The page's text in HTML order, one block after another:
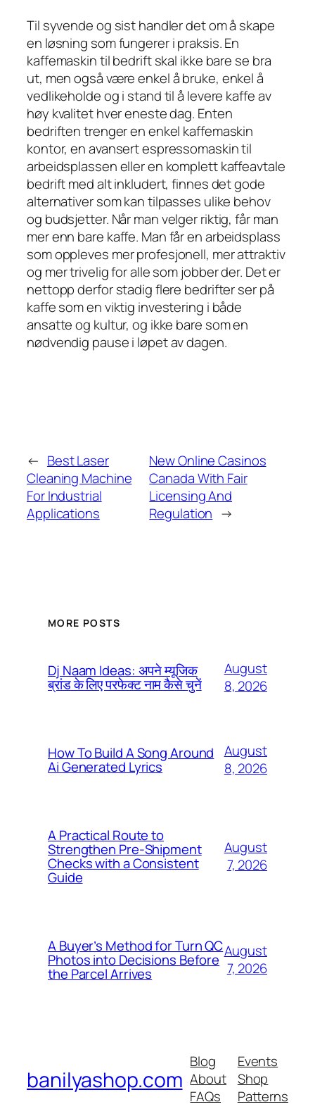
Til syvende og sist handler det om å skape
en løsning som fungerer i praksis. En
kaffemaskin til bedrift skal ikke bare se bra
ut, men også være enkel å bruke, enkel å
vedlikeholde og i stand til å levere kaffe av
høy kvalitet hver eneste dag. Enten
bedriften trenger en enkel kaffemaskin
kontor, en avansert espressomaskin til
arbeidsplassen eller en komplett kaffeavtale
bedrift med alt inkludert, finnes det gode
alternativer som kan tilpasses ulike behov
og budsjetter. Når man velger riktig, får man
mer enn bare kaffe. Man får en arbeidsplass
som oppleves mer profesjonell, mer attraktiv
og mer trivelig for alle som jobber der. Det er
nettopp derfor stadig flere bedrifter ser på
kaffe som en viktig investering i både
ansatte og kultur, og ikke bare som en
nødvendig pause i løpet av dagen.
← Best Laser
Cleaning Machine
For Industrial
Applications
New Online Casinos
Canada With Fair
Licensing And
Regulation →
MORE POSTS
Dj Naam Ideas: अपने म्यूजिक
ब्रांड के लिए परफेक्ट नाम कैसे चुनें
August
8, 2026
How To Build A Song Around
Ai Generated Lyrics
August
8, 2026
A Practical Route to
Strengthen Pre-Shipment
Checks with a Consistent
Guide
August
7, 2026
A Buyer’s Method for Turn QC
Photos into Decisions Before
the Parcel Arrives
August
7, 2026
banilyashop.com
Blog
About
FAQs
Events
Shop
Patterns